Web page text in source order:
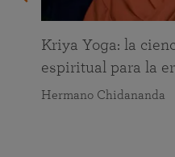
Kriya Yoga: la
espiritual para la
Hermano Chidananda